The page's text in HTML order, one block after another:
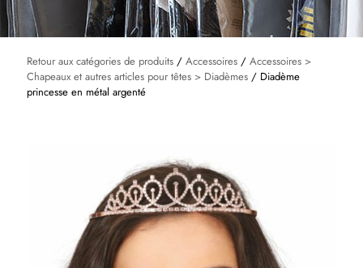
Retour aux catégories de produits / Accessoires / Accessoires >
Chapeaux et autres articles pour têtes > Diadèmes / Diadème
princesse en métal argenté